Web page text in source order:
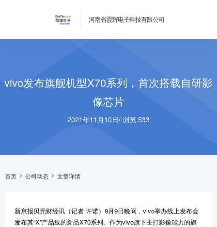
河南省霞辉电子科技有限公司
vivo发布旗舰机型X70系列，首次搭载自研影
像芯片
2021年11月10日/ 浏览 533
首页 公司动态 文章详情
新京报贝壳财经讯（记者 许诺）9月9日晚间，vivo举办线上发布会
发布其“X”产品线的新品X70系列。作为vivo旗下主打影像能力的旗